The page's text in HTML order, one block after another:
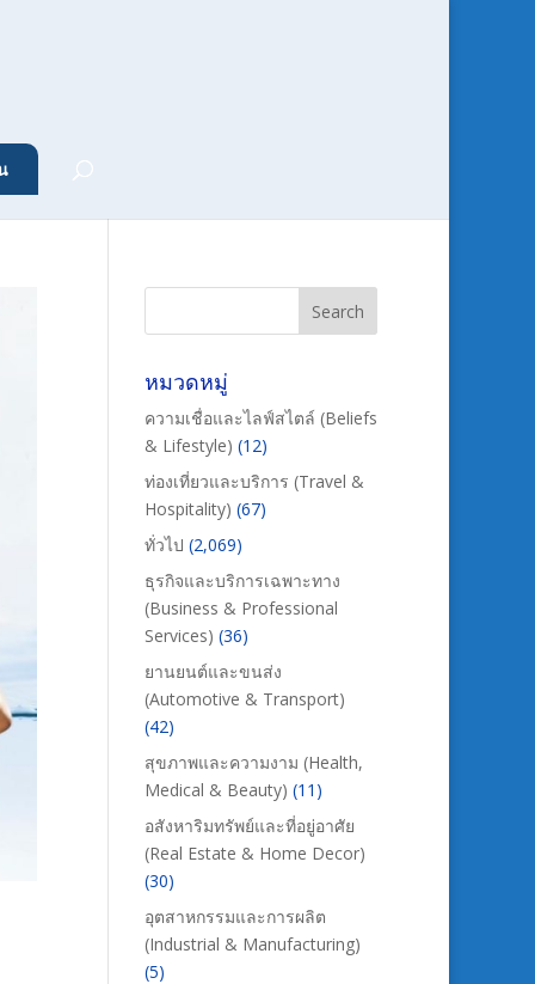
หมวดหมู่
ความเชื่อและไลฟ์สไตล์ (Beliefs
& Lifestyle) (12)
ท่องเที่ยวและบริการ (Travel &
Hospitality) (67)
ทั่วไป (2,069)
ธุรกิจและบริการเฉพาะทาง
(Business & Professional
Services) (36)
ยานยนต์และขนส่ง
(Automotive & Transport)
(42)
สุขภาพและความงาม (Health,
Medical & Beauty) (11)
อสังหาริมทรัพย์และที่อยู่อาศัย
(Real Estate & Home Decor)
(30)
อุตสาหกรรมและการผลิต
(Industrial & Manufacturing)
(5)